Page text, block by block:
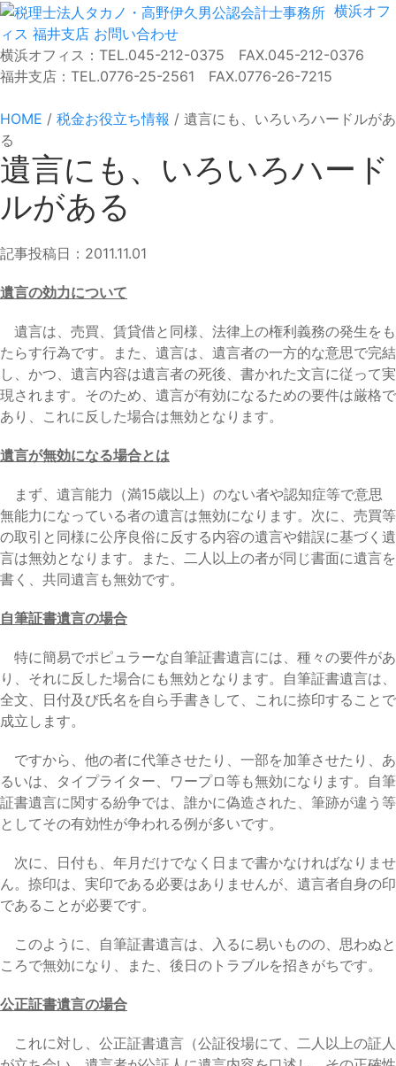
横浜オフ
ィス 福井支店 お問い合わせ
横浜オフィス：TEL.045-212-0375 FAX.045-212-0376
福井支店：TEL.0776-25-2561 FAX.0776-26-7215
HOME / 税金お役立ち情報 / 遺言にも、いろいろハードルがあ
る
遺言にも、いろいろハード
ルがある
記事投稿日：2011.11.01
遺言の効力について
遺言は、売買、賃貸借と同様、法律上の権利義務の発生をも
たらす行為です。また、遺言は、遺言者の一方的な意思で完結
し、かつ、遺言内容は遺言者の死後、書かれた文言に従って実
現されます。そのため、遺言が有効になるための要件は厳格で
あり、これに反した場合は無効となります。
遺言が無効になる場合とは
まず、遺言能力（満15歳以上）のない者や認知症等で意思
無能力になっている者の遺言は無効になります。次に、売買等
の取引と同様に公序良俗に反する内容の遺言や錯誤に基づく遺
言は無効となります。また、二人以上の者が同じ書面に遺言を
書く、共同遺言も無効です。
自筆証書遺言の場合
特に簡易でポピュラーな自筆証書遺言には、種々の要件があ
り、それに反した場合にも無効となります。自筆証書遺言は、
全文、日付及び氏名を自ら手書きして、これに捺印することで
成立します。
ですから、他の者に代筆させたり、一部を加筆させたり、あ
るいは、タイプライター、ワープロ等も無効になります。自筆
証書遺言に関する紛争では、誰かに偽造された、筆跡が違う等
としてその有効性が争われる例が多いです。
次に、日付も、年月だけでなく日まで書かなければなりませ
ん。捺印は、実印である必要はありませんが、遺言者自身の印
であることが必要です。
このように、自筆証書遺言は、入るに易いものの、思わぬと
ころで無効になり、また、後日のトラブルを招きがちです。
公正証書遺言の場合
これに対し、公正証書遺言（公証役場にて、二人以上の証人